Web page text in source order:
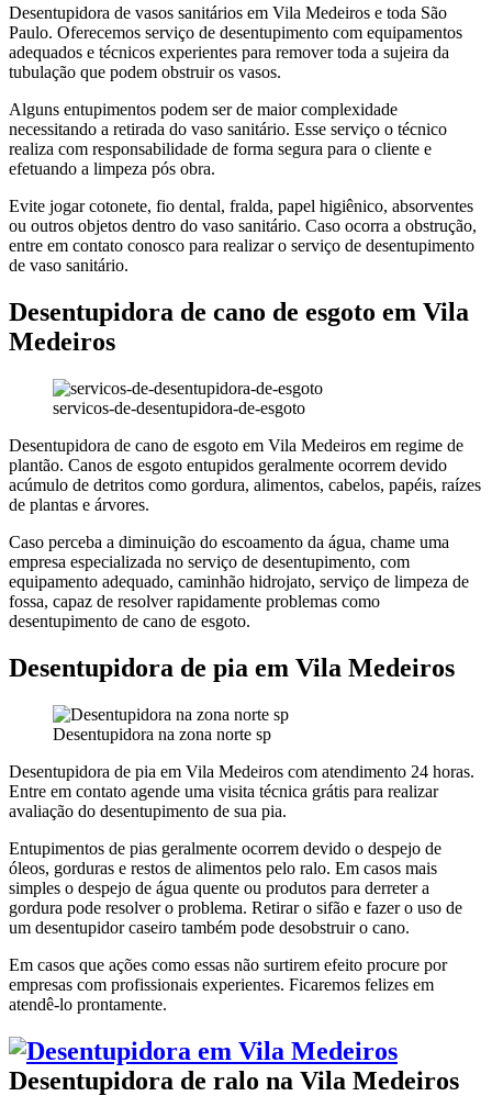
Desentupidora de vasos sanitários em Vila Medeiros e toda São
Paulo. Oferecemos serviço de desentupimento com equipamentos
adequados e técnicos experientes para remover toda a sujeira da
tubulação que podem obstruir os vasos.
Alguns entupimentos podem ser de maior complexidade
necessitando a retirada do vaso sanitário. Esse serviço o técnico
realiza com responsabilidade de forma segura para o cliente e
efetuando a limpeza pós obra.
Evite jogar cotonete, fio dental, fralda, papel higiênico, absorventes
ou outros objetos dentro do vaso sanitário. Caso ocorra a obstrução,
entre em contato conosco para realizar o serviço de desentupimento
de vaso sanitário.
Desentupidora de cano de esgoto em Vila
Medeiros
servicos-de-desentupidora-de-esgoto
Desentupidora de cano de esgoto em Vila Medeiros em regime de
plantão. Canos de esgoto entupidos geralmente ocorrem devido
acúmulo de detritos como gordura, alimentos, cabelos, papéis, raízes
de plantas e árvores.
Caso perceba a diminuição do escoamento da água, chame uma
empresa especializada no serviço de desentupimento, com
equipamento adequado, caminhão hidrojato, serviço de limpeza de
fossa, capaz de resolver rapidamente problemas como
desentupimento de cano de esgoto.
Desentupidora de pia em Vila Medeiros
Desentupidora na zona norte sp
Desentupidora de pia em Vila Medeiros com atendimento 24 horas.
Entre em contato agende uma visita técnica grátis para realizar
avaliação do desentupimento de sua pia.
Entupimentos de pias geralmente ocorrem devido o despejo de
óleos, gorduras e restos de alimentos pelo ralo. Em casos mais
simples o despejo de água quente ou produtos para derreter a
gordura pode resolver o problema. Retirar o sifão e fazer o uso de
um desentupidor caseiro também pode desobstruir o cano.
Em casos que ações como essas não surtirem efeito procure por
empresas com profissionais experientes. Ficaremos felizes em
atendê-lo prontamente.
Desentupidora de ralo na Vila Medeiros